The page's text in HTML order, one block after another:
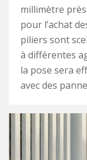
millimètre
pour l’achat
piliers sont
à différentes
la pose sera
avec des